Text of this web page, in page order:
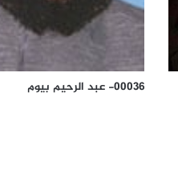
00036- عبد الرحيم بيوم